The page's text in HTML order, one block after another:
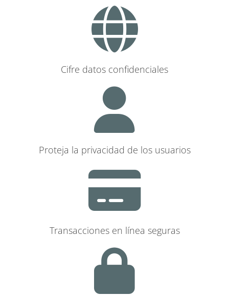
Cifre datos confidenciales
Proteja la privacidad de los usuarios
Transacciones en línea seguras